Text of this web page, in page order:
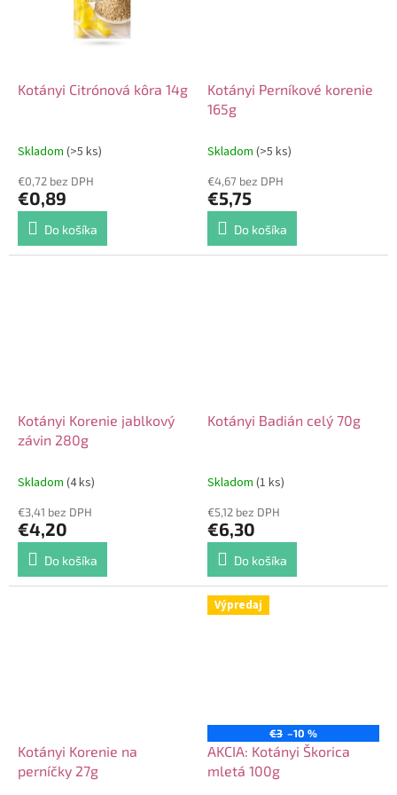
Kotányi Citrónová kôra 14g
Skladom (>5 ks)
€0,72 bez DPH
€0,89
Do košíka
Kotányi Perníkové korenie
165g
Skladom (>5 ks)
€4,67 bez DPH
€5,75
Do košíka
Kotányi Korenie jablkový
závin 280g
Skladom (4 ks)
€3,41 bez DPH
€4,20
Do košíka
Kotányi Badián celý 70g
Skladom (1 ks)
€5,12 bez DPH
€6,30
Do košíka
Kotányi Korenie na
perníčky 27g
Výpredaj
€3 –10 %
AKCIA: Kotányi Škorica
mletá 100g